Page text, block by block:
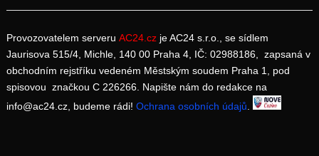
Provozovatelem serveru AC24.cz je AC24 s.r.o., se sídlem
Jaurisova 515/4, Michle, 140 00 Praha 4, IČ: 02988186, zapsaná v
obchodním rejstříku vedeném Městským soudem Praha 1, pod
spisovou značkou C 226266. Napište nám do redakce na
info@ac24.cz, budeme rádi! Ochrana osobních údajů.